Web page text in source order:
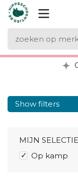
Show filters
MIJN
Op kamp